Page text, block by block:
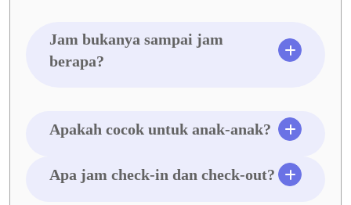
Jam bukanya sampai jam
berapa?
Apakah cocok untuk anak-anak?
Apa jam check-in dan check-out?